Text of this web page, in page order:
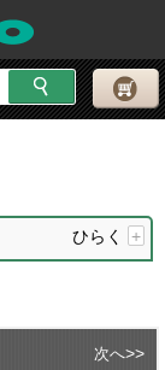
ひらく +
次へ>>